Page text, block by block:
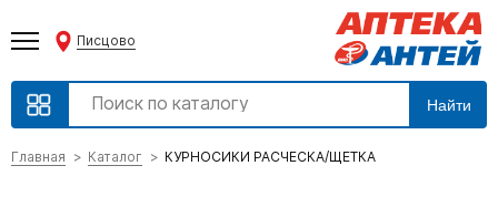
Писцово
Найти
Главная Каталог КУРНОСИКИ РАСЧЕСКА/ЩЕТКА